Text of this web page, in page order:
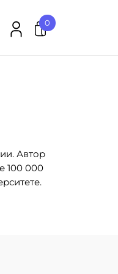
0
Автор
100 000